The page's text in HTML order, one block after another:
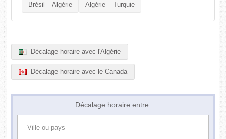
Brésil – Algérie Algérie – Turquie
Décalage horaire avec l'Algérie
Décalage horaire avec le Canada
Décalage horaire entre